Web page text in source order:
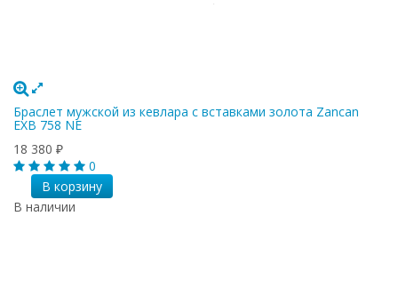
Браслет мужской из кевлара с вставками золота Zancan
EXB 758 NE
18 380 ₽
0
В корзину
В наличии